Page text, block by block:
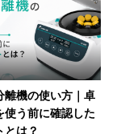
離機の使い方｜卓
使う前に確認した
とは？